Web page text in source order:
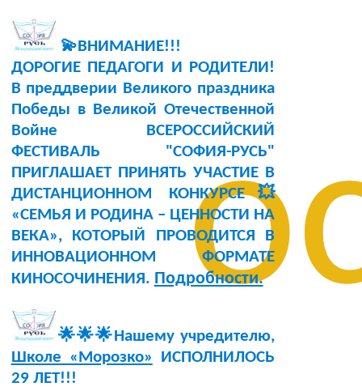
💫ВНИМАНИЕ!!!
ДОРОГИЕ ПЕДАГОГИ И РОДИТЕЛИ!
В преддверии Великого праздника
Победы в Великой Отечественной
Войне ВСЕРОССИЙСКИЙ
ФЕСТИВАЛЬ "СОФИЯ-РУСЬ"
ПРИГЛАШАЕТ ПРИНЯТЬ УЧАСТИЕ В
ДИСТАНЦИОННОМ КОНКУРСЕ💥
«СЕМЬЯ И РОДИНА – ЦЕННОСТИ НА
ВЕКА», КОТОРЫЙ ПРОВОДИТСЯ В
ИННОВАЦИОННОМ ФОРМАТЕ
КИНОСОЧИНЕНИЯ. Подробности.
🌟🌟🌟Нашему учредителю,
Школе «Морозко» ИСПОЛНИЛОСЬ
29 ЛЕТ!!!